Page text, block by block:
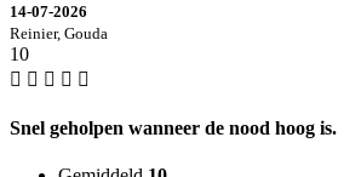
14-07-2026
Reinier, Gouda
10
Snel geholpen wanneer de nood hoog is.